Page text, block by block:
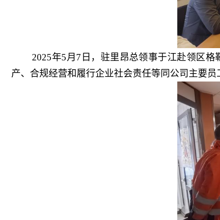
2025年5月7日，驻里昂总领事于江赴领区
产、合规经营和履行企业社会责任等同公司主要